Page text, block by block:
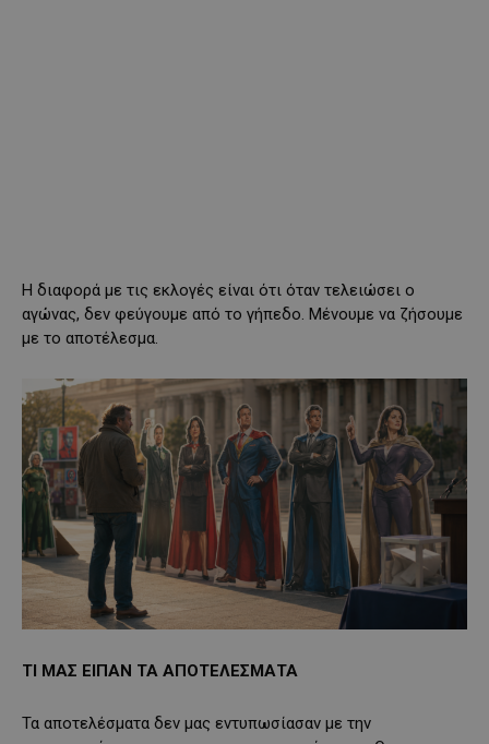
Η διαφορά με τις εκλογές είναι ότι όταν τελειώσει ο
αγώνας, δεν φεύγουμε από το γήπεδο. Μένουμε να ζήσουμε
με το αποτέλεσμα.
ΤΙ ΜΑΣ ΕΙΠΑΝ ΤΑ ΑΠΟΤΕΛΕΣΜΑΤΑ
Τα αποτελέσματα δεν μας εντυπωσίασαν με την